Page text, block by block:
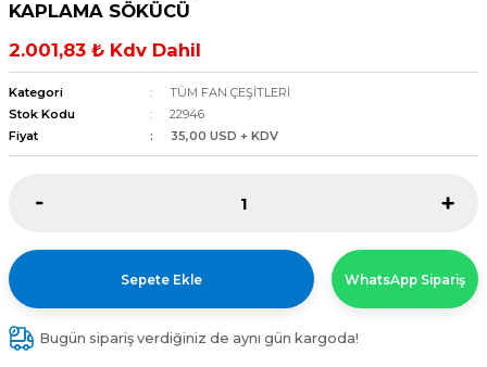
FANLAR
FANLAR
FANLAR
KAPLAMA SÖKÜCÜ
2.001,83 ₺ Kdv Dahil
Kategori
TÜM FAN ÇEŞİTLERİ
Stok Kodu
22946
Fiyat
35,00 USD + KDV
Sepete Ekle WhatsApp Sipariş
Bugün sipariş verdiğiniz de aynı gün kargoda!